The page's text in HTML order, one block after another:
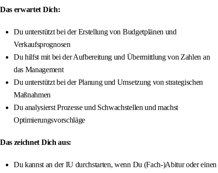
Das erwartet Dich:
Du unterstützt bei der Erstellung von Budgetplänen und
Verkaufsprognosen
Du hilfst mit bei der Aufbereitung und Übermittlung von Zahlen an
das Management
Du unterstützt bei der Planung und Umsetzung von strategischen
Maßnahmen
Du analysierst Prozesse und Schwachstellen und machst
Optimierungsvorschläge
Das zeichnet Dich aus:
Du kannst an der IU durchstarten, wenn Du (Fach-)Abitur oder einen